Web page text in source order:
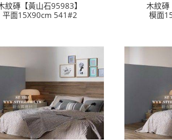
紋磚【黃山石95983】
平面15X90cm 541#2
木紋磚
模面